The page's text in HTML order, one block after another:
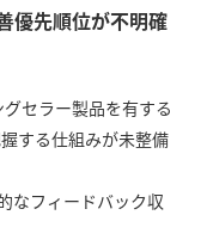
優先順位が不明確
セラー製品を有する
する仕組みが未整備
なフィードバック収